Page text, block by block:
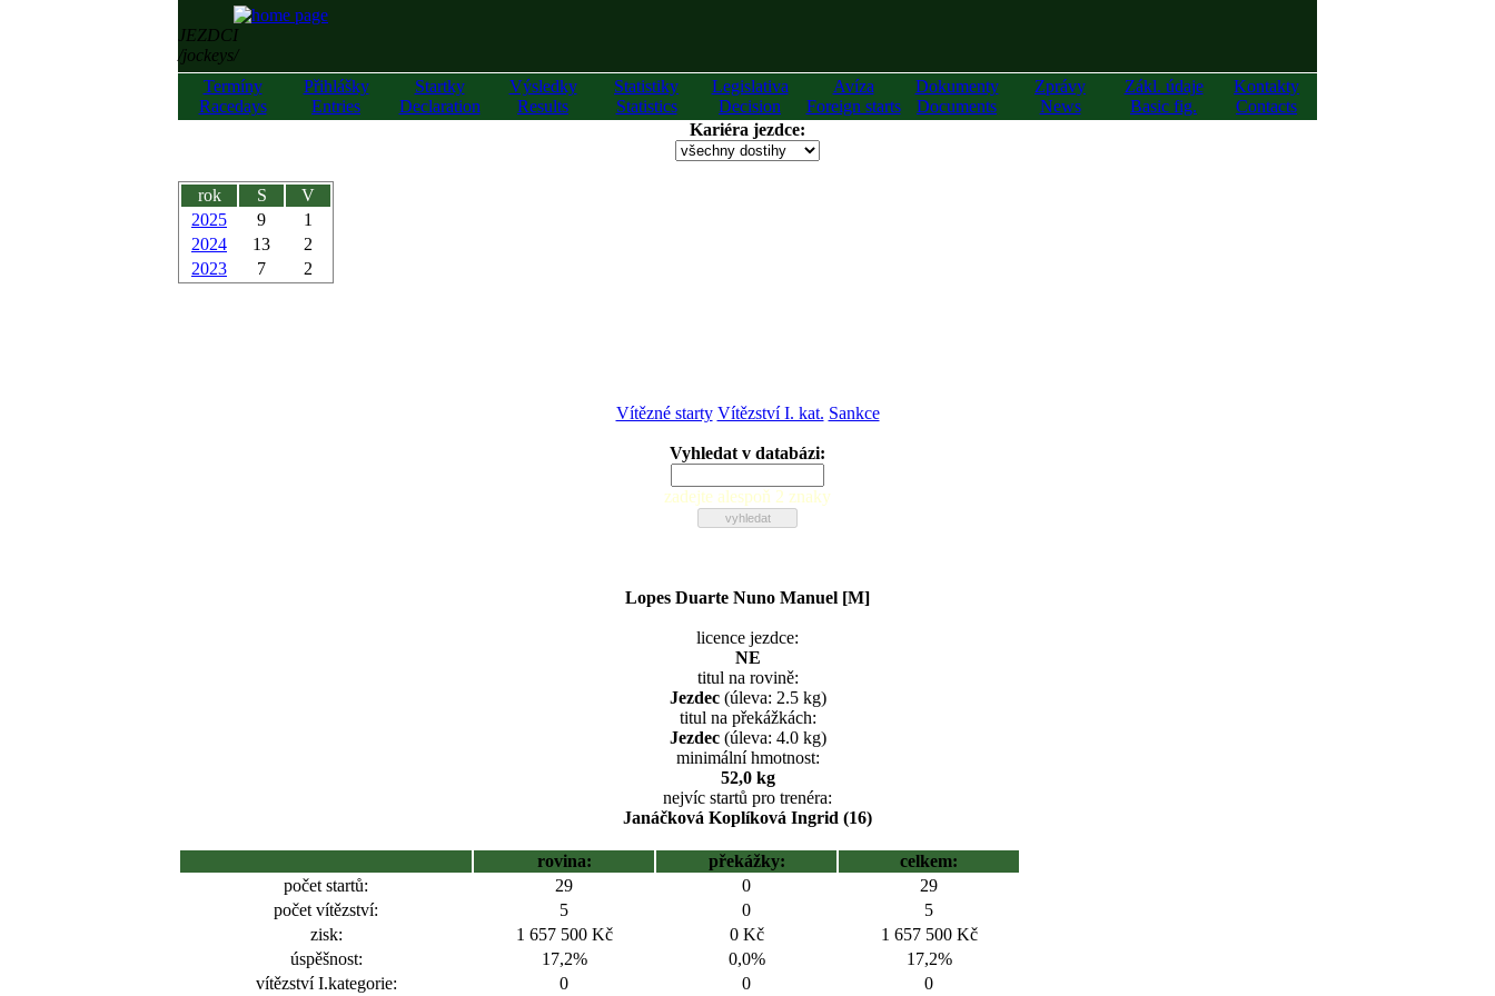
JEZDCI
/jockeys/
Termíny
Racedays
Přihlášky
Entries
Startky
Declaration
Výsledky
Results
Statistiky
Statistics
Legislativa
Decision
Avíza
Foreign starts
Dokumenty
Documents
Zprávy
News
Zákl. údaje
Basic fig.
Kontakty
Contacts
Kariéra jezdce:
rok S
V
2025
9
1
2024
13
2
2023
7 2
Vítězné starty Vítězství I. kat. Sankce
Vyhledat v databázi:
zadejte alespoň 2 znaky
Lopes Duarte Nuno Manuel [M]
licence jezdce:
NE
titul na rovině:
Jezdec(úleva: 2.5 kg)
titul na překážkách:
Jezdec(úleva: 4.0 kg)
minimální hmotnost:
52,0 kg
nejvíc startů pro trenéra:
Janáčková Koplíková Ingrid (16)
rovina: překážky:
celkem:
počet startů:
29 0
29
počet vítězství:
5 0
5
zisk:
1 657 500 Kč 0 Kč
1 657 500 Kč
úspěšnost:
17,2% 0,0%
17,2%
vítězství I.kategorie:
0 0 0